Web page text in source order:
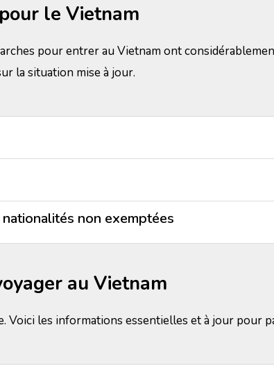
le Vietnam
pour entrer au Vietnam ont
la situation mise à jour.
non exemptées
au Vietnam
Voici les informations essentielles et à jour pour